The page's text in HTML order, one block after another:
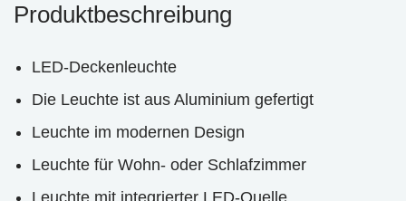
Produktbeschreibung
LED-Deckenleuchte
Die Leuchte ist aus Aluminium gefertigt
Leuchte im modernen Design
Leuchte für Wohn- oder Schlafzimmer
Leuchte mit integrierter LED-Quelle